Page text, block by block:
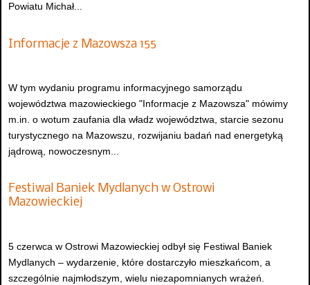
Powiatu Michał...
Informacje z Mazowsza 155
W tym wydaniu programu informacyjnego samorządu
województwa mazowieckiego "Informacje z Mazowsza" mówimy
m.in. o wotum zaufania dla władz województwa, starcie sezonu
turystycznego na Mazowszu, rozwijaniu badań nad energetyką
jądrową, nowoczesnym...
Festiwal Baniek Mydlanych w Ostrowi
Mazowieckiej
5 czerwca w Ostrowi Mazowieckiej odbył się Festiwal Baniek
Mydlanych – wydarzenie, które dostarczyło mieszkańcom, a
szczególnie najmłodszym, wielu niezapomnianych wrażeń.